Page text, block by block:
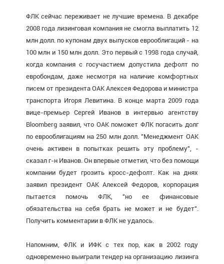
ФЛК сейчас переживает не лучшие времена. В декабре
2008 года лизинговая компания не смогла выплатить 12
млн долл. по купонам двух выпусков еврооблигаций - на
100 млн и 150 млн долл. Это первый с 1998 года случай,
когда компания с госучастием допустила дефолт по
евробондам, даже несмотря на наличие комфортных
писем от президента ОАК Алексея Федорова и министра
транспорта Игоря Левитина. В конце марта 2009 года
вице-премьер Сергей Иванов в интервью агентству
Bloomberg заявил, что ОАК поможет ФЛК погасить долг
по еврооблигациям на 250 млн долл. "Менеджмент ОАК
очень активен в попытках решить эту проблему", -
сказал г-н Иванов. Он впервые отметил, что без помощи
компании будет грозить кросс-дефолт. Как на днях
заявил президент ОАК Алексей Федоров, корпорация
пытается помочь ФЛК, "но ее финансовые
обязательства на себя брать не может и не будет".
Получить комментарии в ФЛК не удалось.
Напомним, ФЛК и ИФК с тех пор, как в 2002 году
одновременно выиграли тендер на организацию лизинга